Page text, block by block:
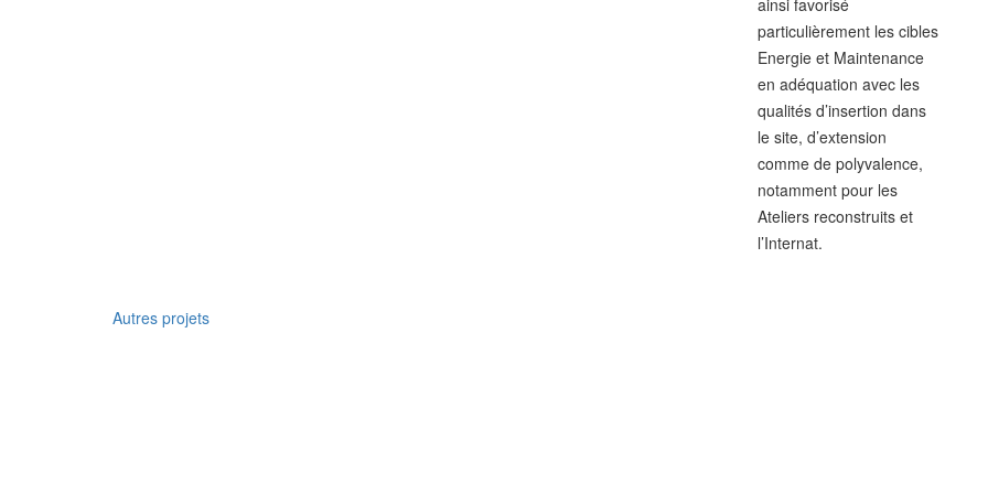
ainsi favorisé
particulièrement les cibles
Energie et Maintenance
en adéquation avec les
qualités d’insertion dans
le site, d’extension
comme de polyvalence,
notamment pour les
Ateliers reconstruits et
l’Internat.
Autres projets